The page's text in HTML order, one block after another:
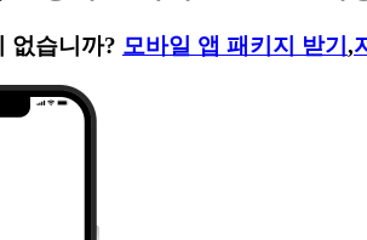
없습니까? 모바일 앱 패키지 받기 ,